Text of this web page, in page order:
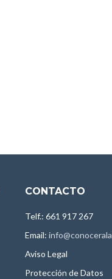
CONTACTO
Telf.: 661 917 267
Email:
Aviso Legal
Protección de Datos